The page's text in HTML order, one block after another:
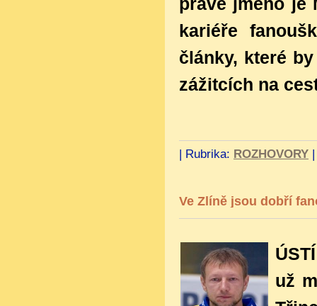
kariéře
články, které
zážitcích na
| Rubrika: ROZHOVORY
Ve Zlíně jsou dobří
už